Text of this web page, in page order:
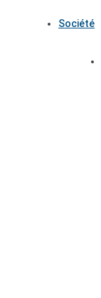
Société